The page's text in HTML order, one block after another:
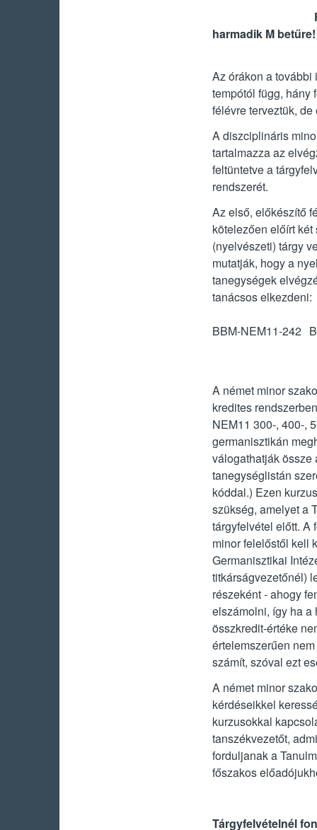
harmadik M betűre!
Az órákon a
tempótól függ, hány
félévre terveztük,
A diszciplináris
tartalmazza az
feltüntetve a
rendszerét.
Az első, előkészítő
kötelezően előírt
(nyelvészeti) tárgy
mutatják, hogy a
tanegységek
tanácsos elkezdeni:
BBM-NEM11-242
A német minor
kredites
NEM11 300-, 400-,
germanisztikán
válogathatják össze
tanegységlistán
kóddal.) Ezen
szükség, amelyet a
tárgyfelvétel előtt. A
minor felelőstől kell
Germanisztikai
titkárságvezetőnél)
részeként - ahogy
elszámolni, így ha a
összkredit-értéke
értelemszerűen
számít, szóval ezt
A német minor
kérdéseikkel
kurzusokkal
tanszékvezetőt,
forduljanak a
főszakos
Tárgyfelvételnél